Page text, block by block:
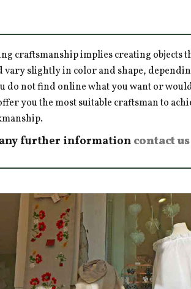
craftsmanship implies creating objects
vary slightly in color and shape,
do not find online what you want or
you the most suitable craftsman to
further information contact